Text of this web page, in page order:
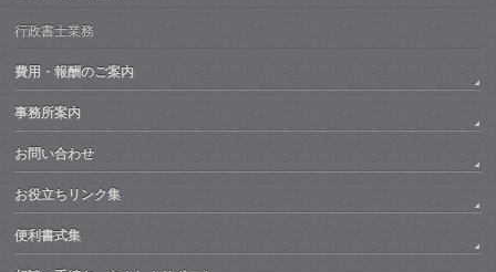
行政書士業務
費用・報酬のご案内
事務所案内
お問い合わせ
お役立ちリンク集
便利書式集